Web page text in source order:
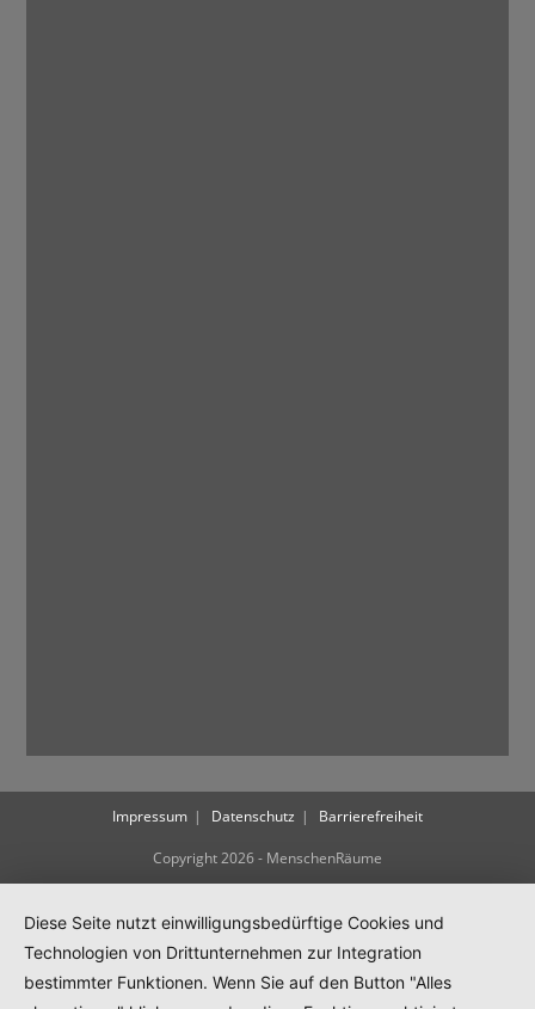
Impressum Datenschutz Barrierefreiheit
Copyright 2026 - MenschenRäume
Diese Seite nutzt einwilligungsbedürftige Cookies und
Technologien von Drittunternehmen zur Integration
bestimmter Funktionen. Wenn Sie auf den Button "Alles